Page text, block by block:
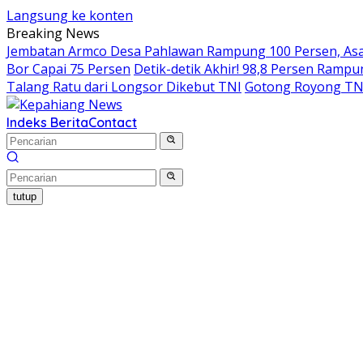
Langsung ke konten
Breaking News
Jembatan Armco Desa Pahlawan Rampung 100 Persen,
Bor Capai 75 Persen Detik-detik Akhir! 98,8 Persen
Talang Ratu dari Longsor Dikebut TNI Gotong Royong
Indeks BeritaContact
tutup